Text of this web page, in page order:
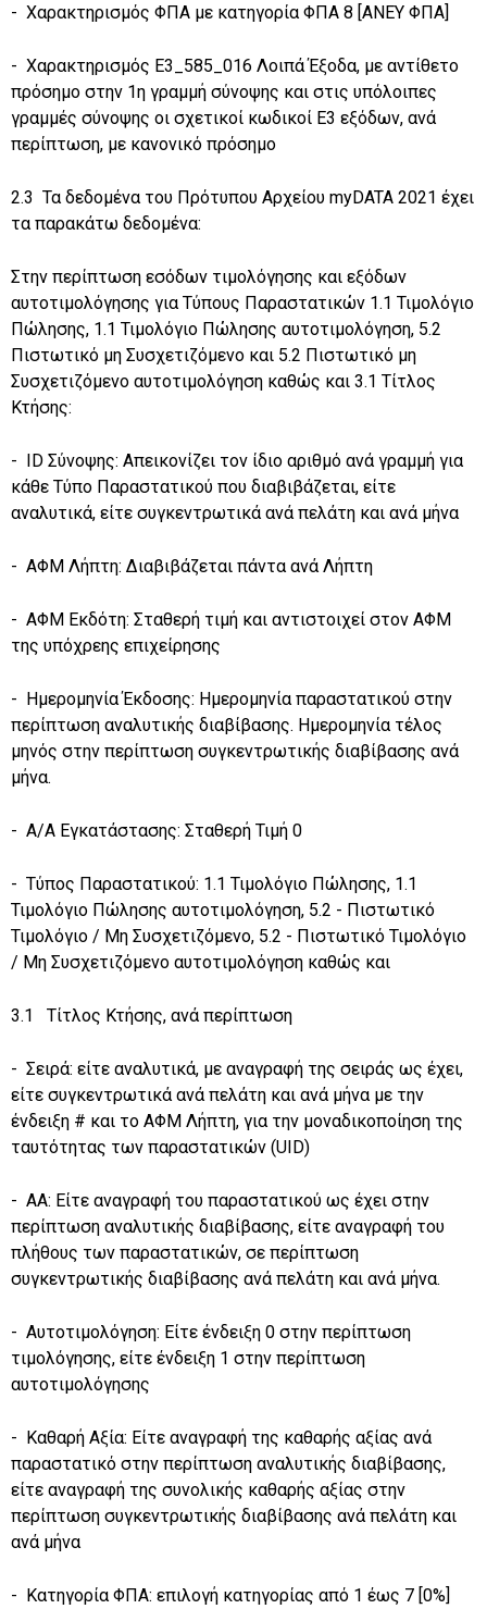
- Χαρακτηρισμός ΦΠΑ με κατηγορία ΦΠΑ 8 [ΑΝΕΥ ΦΠΑ]
- Χαρακτηρισμός Ε3_585_016 Λοιπά Έξοδα, με αντίθετο
πρόσημο στην 1η γραμμή σύνοψης και στις υπόλοιπες
γραμμές σύνοψης οι σχετικοί κωδικοί Ε3 εξόδων, ανά
περίπτωση, με κανονικό πρόσημο
2.3 Τα δεδομένα του Πρότυπου Αρχείου myDATA 2021 έχει
τα παρακάτω δεδομένα:
Στην περίπτωση εσόδων τιμολόγησης και εξόδων
αυτοτιμολόγησης για Τύπους Παραστατικών 1.1 Τιμολόγιο
Πώλησης, 1.1 Τιμολόγιο Πώλησης αυτοτιμολόγηση, 5.2
Πιστωτικό μη Συσχετιζόμενο και 5.2 Πιστωτικό μη
Συσχετιζόμενο αυτοτιμολόγηση καθώς και 3.1 Τίτλος
Κτήσης:
- ID Σύνοψης: Απεικονίζει τον ίδιο αριθμό ανά γραμμή για
κάθε Τύπο Παραστατικού που διαβιβάζεται, είτε
αναλυτικά, είτε συγκεντρωτικά ανά πελάτη και ανά μήνα
- ΑΦΜ Λήπτη: Διαβιβάζεται πάντα ανά Λήπτη
- ΑΦΜ Εκδότη: Σταθερή τιμή και αντιστοιχεί στον ΑΦΜ
της υπόχρεης επιχείρησης
- Ημερομηνία Έκδοσης: Ημερομηνία παραστατικού στην
περίπτωση αναλυτικής διαβίβασης. Ημερομηνία τέλος
μηνός στην περίπτωση συγκεντρωτικής διαβίβασης ανά
μήνα.
- Α/Α Εγκατάστασης: Σταθερή Τιμή 0
- Τύπος Παραστατικού: 1.1 Τιμολόγιο Πώλησης, 1.1
Τιμολόγιο Πώλησης αυτοτιμολόγηση, 5.2 - Πιστωτικό
Τιμολόγιο / Μη Συσχετιζόμενο, 5.2 - Πιστωτικό Τιμολόγιο
/ Μη Συσχετιζόμενο αυτοτιμολόγηση καθώς και
3.1 Τίτλος Κτήσης, ανά περίπτωση
- Σειρά: είτε αναλυτικά, με αναγραφή της σειράς ως έχει,
είτε συγκεντρωτικά ανά πελάτη και ανά μήνα με την
ένδειξη # και το ΑΦΜ Λήπτη, για την μοναδικοποίηση της
ταυτότητας των παραστατικών (UID)
- ΑΑ: Είτε αναγραφή του παραστατικού ως έχει στην
περίπτωση αναλυτικής διαβίβασης, είτε αναγραφή του
πλήθους των παραστατικών, σε περίπτωση
συγκεντρωτικής διαβίβασης ανά πελάτη και ανά μήνα.
- Αυτοτιμολόγηση: Είτε ένδειξη 0 στην περίπτωση
τιμολόγησης, είτε ένδειξη 1 στην περίπτωση
αυτοτιμολόγησης
- Καθαρή Αξία: Είτε αναγραφή της καθαρής αξίας ανά
παραστατικό στην περίπτωση αναλυτικής διαβίβασης,
είτε αναγραφή της συνολικής καθαρής αξίας στην
περίπτωση συγκεντρωτικής διαβίβασης ανά πελάτη και
ανά μήνα
- Κατηγορία ΦΠΑ: επιλογή κατηγορίας από 1 έως 7 [0%]